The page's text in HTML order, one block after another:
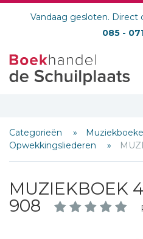
Vandaag gesloten. Direct
085 -
Categorieën
Opwekkingsliederen
MUZIEKBOEK
908